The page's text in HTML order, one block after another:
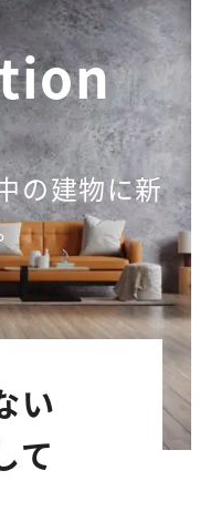
の建物に新
い
て